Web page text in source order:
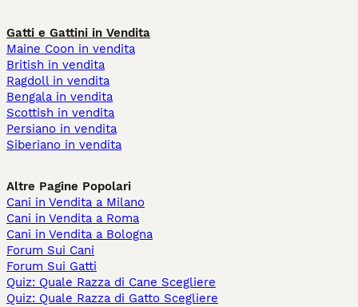
Gatti e Gattini in Vendita
Maine Coon in vendita
British in vendita
Ragdoll in vendita
Bengala in vendita
Scottish in vendita
Persiano in vendita
Siberiano in vendita
Altre Pagine Popolari
Cani in Vendita a Milano
Cani in Vendita a Roma
Cani in Vendita a Bologna
Forum Sui Cani
Forum Sui Gatti
Quiz: Quale Razza di Cane Scegliere
Quiz: Quale Razza di Gatto Scegliere